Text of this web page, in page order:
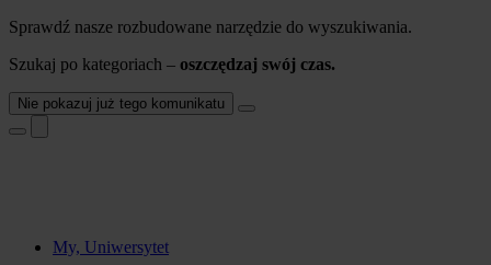
Sprawdź nasze rozbudowane narzędzie do wyszukiwania.
Szukaj po kategoriach – oszczędzaj swój czas.
Nie pokazuj już tego komunikatu
My, Uniwersytet